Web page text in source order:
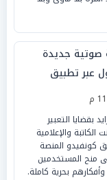
جديدة
عبر تطبيق
التعبير
والإعلامية
كونفيدو المنصة
منح المستخدمين
بحرية كاملة.